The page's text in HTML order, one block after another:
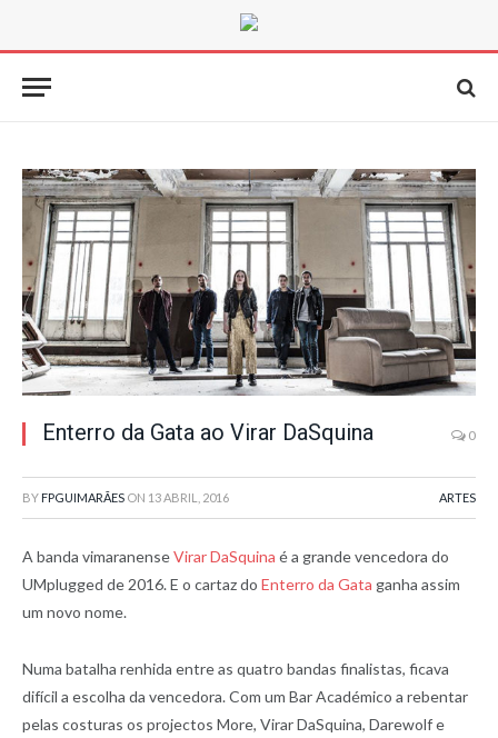
Enterro da Gata ao Virar DaSquina 0
BY FPGUIMARÃES ON 13 ABRIL, 2016 ARTES
A banda vimaranenseVirar DaSquina é a grande vencedora do
UMplugged de 2016. E o cartaz do Enterro da Gata ganha assim
um novo nome.
Numa batalha renhida entre as quatro bandas finalistas, ficava
difícil a escolha da vencedora. Com um Bar Académico a rebentar
pelas costuras os projectos More, Virar DaSquina, Darewolf e